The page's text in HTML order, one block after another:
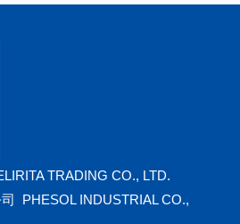
TRADING CO., LTD.
PHESOL INDUSTRIAL CO.,